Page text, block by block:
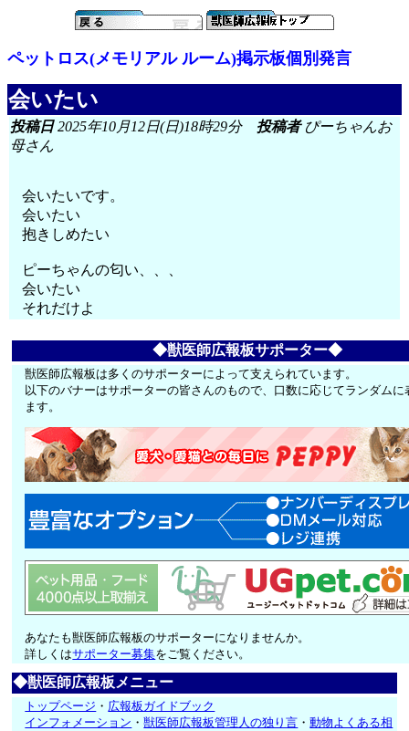
ペットロス(メモリアル ルーム)掲示板個別発言
会いたい
投稿日2025年10月12日(日)18時29分 投稿者ぴーちゃんお
母さん
会いたいです。
会いたい
抱きしめたい
ピーちゃんの匂い、、、
会いたい
それだけよ
◆獣医師広報板サポーター◆
獣医師広報板は多くのサポーターによって支えられています。
以下のバナーはサポーターの皆さんのもので、口数に応じてランダムに
ます。
あなたも獣医師広報板のサポーターになりませんか。
詳しくはサポーター募集をご覧ください。
◆獣医師広報板メニュー
トップページ ・ 広報板ガイドブック
インフォメーション ・獣医師広報板管理人の独り言 ・動物よくある相